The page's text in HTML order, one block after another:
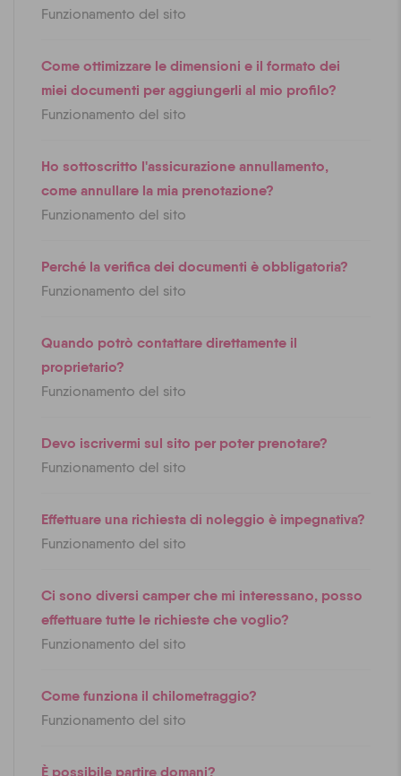
Funzionamento del sito
Come ottimizzare le dimensioni e il formato dei
miei documenti per aggiungerli al mio profilo?
Funzionamento del sito
Ho sottoscritto l'assicurazione annullamento,
come annullare la mia prenotazione?
Funzionamento del sito
Perché la verifica dei documenti è obbligatoria?
Funzionamento del sito
Quando potrò contattare direttamente il
proprietario?
Funzionamento del sito
Devo iscrivermi sul sito per poter prenotare?
Funzionamento del sito
Effettuare una richiesta di noleggio è impegnativa?
Funzionamento del sito
Ci sono diversi camper che mi interessano, posso
effettuare tutte le richieste che voglio?
Funzionamento del sito
Come funziona il chilometraggio?
Funzionamento del sito
È possibile partire domani?